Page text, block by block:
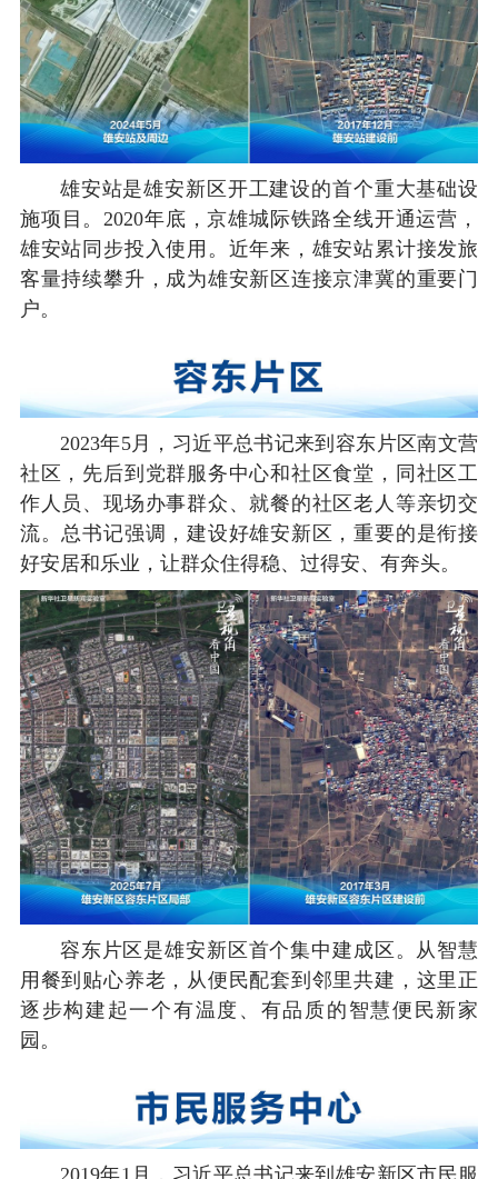
雄安站是雄安新区开工建设的首个重大基础设
施项目。2020年底，京雄城际铁路全线开通运营，
雄安站同步投入使用。近年来，雄安站累计接发旅
客量持续攀升，成为雄安新区连接京津冀的重要门
户。
2023年5月，习近平总书记来到容东片区南文营
社区，先后到党群服务中心和社区食堂，同社区工
作人员、现场办事群众、就餐的社区老人等亲切交
流。总书记强调，建设好雄安新区，重要的是衔接
好安居和乐业，让群众住得稳、过得安、有奔头。
容东片区是雄安新区首个集中建成区。从智慧
用餐到贴心养老，从便民配套到邻里共建，这里正
逐步构建起一个有温度、有品质的智慧便民新家
园。